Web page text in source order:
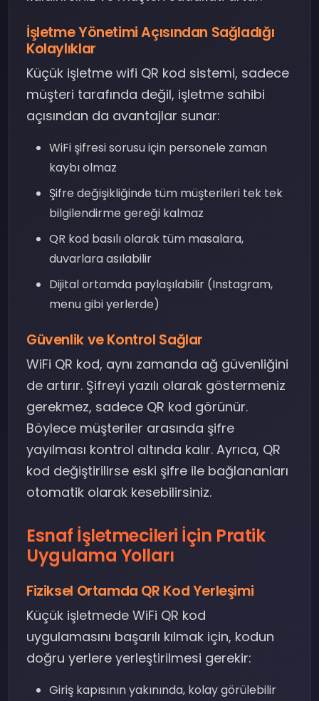
İşletme Yönetimi Açısından Sağladığı
Kolaylıklar
Küçük işletme wifi QR kod sistemi, sadece
müşteri tarafında değil, işletme sahibi
açısından da avantajlar sunar:
WiFi şifresi sorusu için personele zaman
kaybı olmaz
Şifre değişikliğinde tüm müşterileri tek tek
bilgilendirme gereği kalmaz
QR kod basılı olarak tüm masalara,
duvarlara asılabilir
Dijital ortamda paylaşılabilir (Instagram,
menu gibi yerlerde)
Güvenlik ve Kontrol Sağlar
WiFi QR kod, aynı zamanda ağ güvenliğini
de artırır. Şifreyi yazılı olarak göstermeniz
gerekmez, sadece QR kod görünür.
Böylece müşteriler arasında şifre
yayılması kontrol altında kalır. Ayrıca, QR
kod değiştirilirse eski şifre ile bağlananları
otomatik olarak kesebilirsiniz.
Esnaf İşletmecileri İçin Pratik
Uygulama Yolları
Fiziksel Ortamda QR Kod Yerleşimi
Küçük işletmede WiFi QR kod
uygulamasını başarılı kılmak için, kodun
doğru yerlere yerleştirilmesi gerekir:
Giriş kapısının yakınında, kolay görülebilir